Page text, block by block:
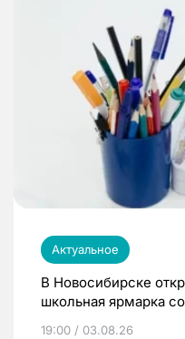
Актуальное
В Новосибирске
школьная ярмарка
19:00 / 03.08.26